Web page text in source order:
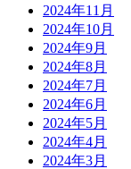
2024年11月
2024年10月
2024年9月
2024年8月
2024年7月
2024年6月
2024年5月
2024年4月
2024年3月